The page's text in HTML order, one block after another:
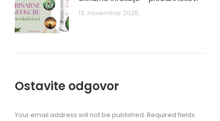
13. novembar 2025.
Ostavite odgovor
Your email address will not be published. Required fields